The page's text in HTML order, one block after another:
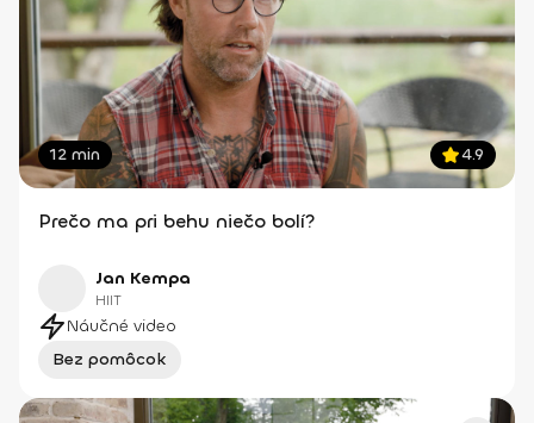
12 min 4.9
Prečo ma pri behu niečo bolí?
Jan Kempa
HIIT
Náučné video
Bez pomôcok